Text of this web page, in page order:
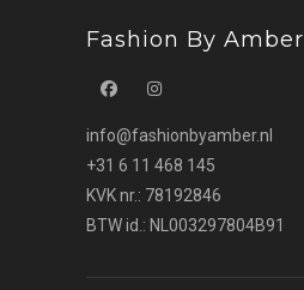
Fashion By Amber
in
een
nieuwe
tab
in
een
nieuwe
tab
info@fashionbyamber.nl
+31 6 11 468 145
KVK nr.: 78192846
BTW id.: NL003297804B91